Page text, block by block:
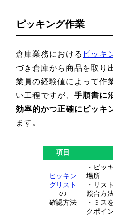
ピッキング作業
倉庫業務における ピッキ
づき倉庫から商品を取り
業員の経験値によって作
い工程ですが、 手順書に
効率的かつ正確にピッキ
ます。
項目
ピッキン
グリスト
の
確認方法
・ピッ
場所
・リス
照合方
・ミス
クポイ